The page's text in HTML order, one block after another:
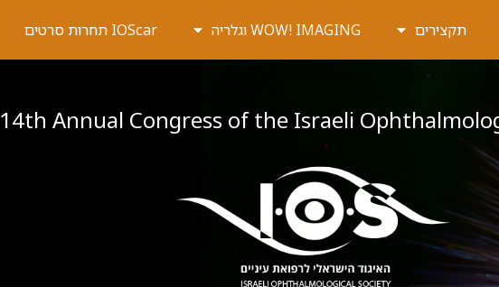
תקצירים WOW! IMAGING וגלריה IOScar תחרות סרטים
Annual Congress of the Israeli